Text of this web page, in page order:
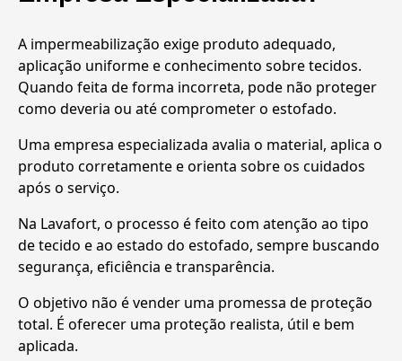
A impermeabilização exige produto adequado,
aplicação uniforme e conhecimento sobre tecidos.
Quando feita de forma incorreta, pode não proteger
como deveria ou até comprometer o estofado.
Uma empresa especializada avalia o material, aplica o
produto corretamente e orienta sobre os cuidados
após o serviço.
Na Lavafort, o processo é feito com atenção ao tipo
de tecido e ao estado do estofado, sempre buscando
segurança, eficiência e transparência.
O objetivo não é vender uma promessa de proteção
total. É oferecer uma proteção realista, útil e bem
aplicada.